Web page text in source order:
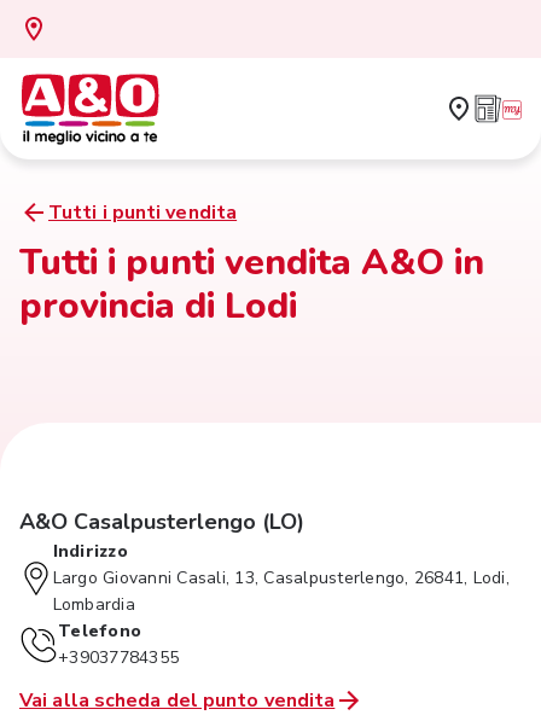
Tutti i punti vendita
Tutti i punti vendita A&O in
provincia di Lodi
A&O Casalpusterlengo (LO)
Indirizzo
Largo Giovanni Casali, 13, Casalpusterlengo, 26841, Lodi,
Lombardia
Telefono
+39037784355
Vai alla scheda del punto vendita